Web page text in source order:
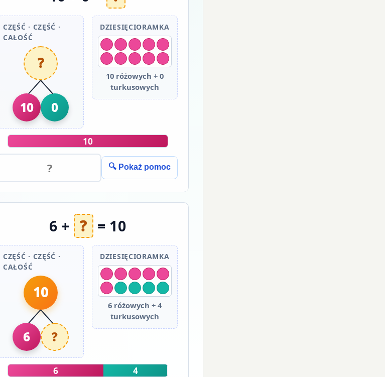
CZĘŚĆ · CZĘŚĆ ·
CAŁOŚĆ
?
10 0
DZIESIĘCIORAMKA
10 różowych + 0
turkusowych
10
🔍 Pokaż pomoc
6 + ? = 10
CZĘŚĆ · CZĘŚĆ ·
CAŁOŚĆ
10
6 ?
DZIESIĘCIORAMKA
6 różowych + 4
turkusowych
6 4